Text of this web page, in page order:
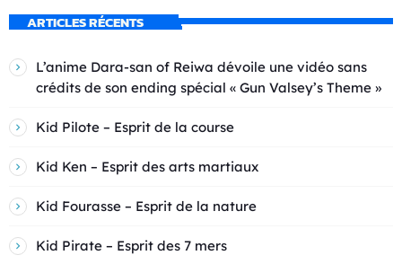
ARTICLES RÉCENTS
L’anime Dara-san of Reiwa dévoile une vidéo sans
crédits de son ending spécial « Gun Valsey’s Theme »
Kid Pilote – Esprit de la course
Kid Ken – Esprit des arts martiaux
Kid Fourasse – Esprit de la nature
Kid Pirate – Esprit des 7 mers